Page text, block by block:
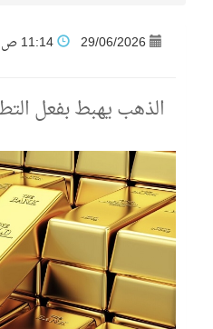
29/06/2026
الذهب يهبط بفعل